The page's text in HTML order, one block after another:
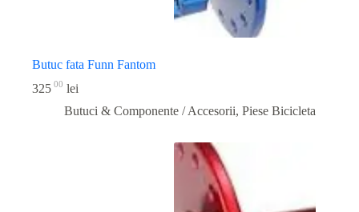
Butuc fata Funn Fantom
325 00 lei
Butuci & Componente / Accesorii, Piese Bicicleta